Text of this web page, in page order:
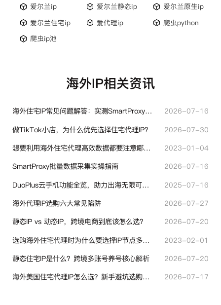
爱尔兰ip
爱尔兰静态ip
爱尔兰原生ip
爱尔兰住宅ip
爱代理ip
爬虫python
爬虫ip池
海外IP相关资讯
海外住宅IP常见问题解答：实测SmartProxy使用经验分享
2026-07-16
做TikTok小店，为什么优先选择住宅代理IP？
2026-07-30
想要利用海外住宅代理高效数据都要注意哪些地方？
2023-01-04
SmartProxy批量数据采集实操指南
2026-07-16
DuoPlus云手机功能全览，助力出海无限可能！
2025-07-16
海外代理IP选购六大常见陷阱
2026-07-27
静态IP vs 动态IP，跨境电商到底该怎么选？
2026-07-20
选购海外住宅代理时为什么要选择IP节点多的？有什么区别？
2023-02-01
静态住宅IP是什么？跨境多账号养号核心解析
2026-07-20
海外美国住宅代理IP怎么选？新手避坑选购指南
2026-07-17